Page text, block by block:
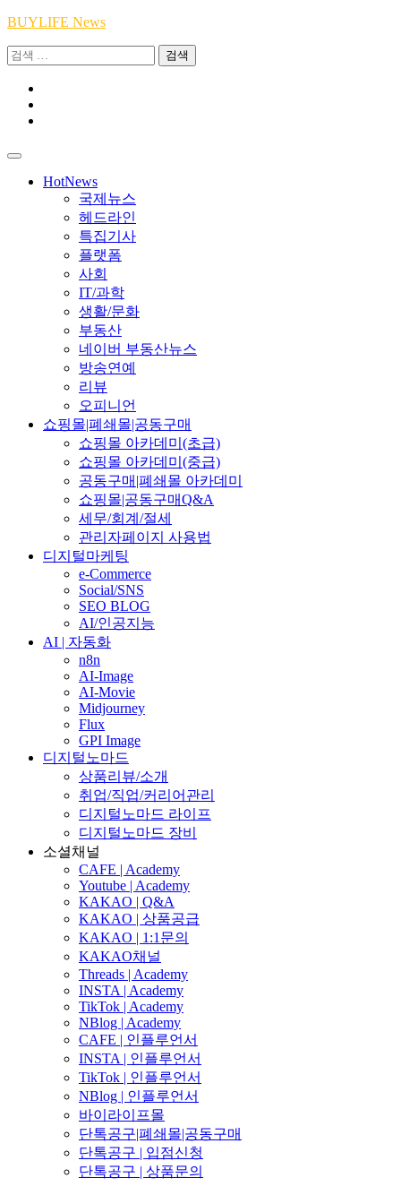
Skip
content
BUYLIFE News
검
HotNews
국제뉴스
헤드라인
특집기사
플랫폼
사회
IT/과학
생활/문화
부동산
네이버 부동산뉴스
방송연예
리뷰
오피니언
쇼핑몰|폐쇄몰|공동구매
쇼핑몰 아카데미(초급)
쇼핑몰 아카데미(중급)
공동구매|폐쇄몰 아카데미
쇼핑몰|공동구매Q&A
세무/회계/절세
관리자페이지 사용법
디지털마케팅
e-Commerce
Social/SNS
SEO BLOG
AI/인공지능
AI | 자동화
n8n
AI-Image
AI-Movie
Midjourney
Flux
GPI Image
디지털노마드
상품리뷰/소개
취업/직업/커리어관리
디지털노마드 라이프
디지털노마드 장비
소셜채널
CAFE | Academy
Youtube | Academy
KAKAO | Q&A
KAKAO | 상품공급
KAKAO | 1:1문의
KAKAO채널
Threads | Academy
INSTA | Academy
TikTok | Academy
NBlog | Academy
CAFE | 인플루언서
INSTA | 인플루언서
TikTok | 인플루언서
NBlog | 인플루언서
바이라이프몰
단톡공구|폐쇄몰|공동구매
단톡공구 | 입점신청
단톡공구 | 상품문의